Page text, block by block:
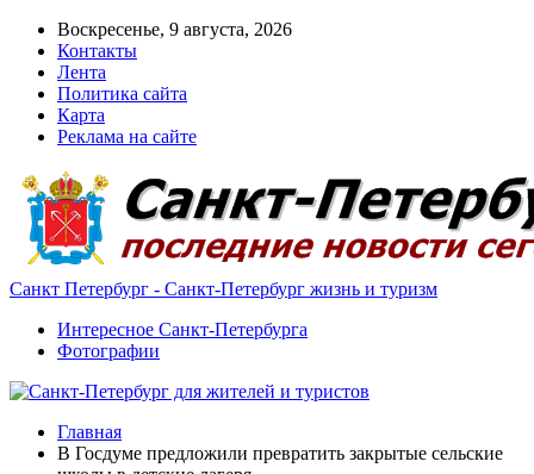
Воскресенье, 9 августа, 2026
Контакты
Лента
Политика сайта
Карта
Реклама на сайте
Санкт Петербург - Санкт-Петербург жизнь и туризм
Интересное Санкт-Петербурга
Фотографии
Главная
В Госдуме предложили превратить закрытые сельские